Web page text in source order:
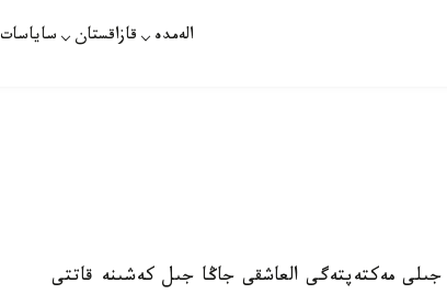
الەمدە قازاقستان ساياسات
جىلى مەكتەپتەگى العاشقى جاڭا جىل كەشىنە قاتتى